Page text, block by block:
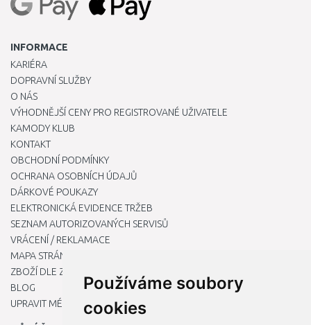
Používáme soubory
cookies
INFORMACE
KARIÉRA
DOPRAVNÍ SLUŽBY
O NÁS
VÝHODNĚJŠÍ CENY PRO REGISTROVANÉ UŽIVATELE
KAMODY KLUB
KONTAKT
OBCHODNÍ PODMÍNKY
OCHRANA OSOBNÍCH ÚDAJŮ
DÁRKOVÉ POUKAZY
ELEKTRONICKÁ EVIDENCE TRŽEB
SEZNAM AUTORIZOVANÝCH SERVISŮ
VRÁCENÍ / REKLAMACE
MAPA STRÁNKY
ZBOŽÍ DLE ZNAČEK
BLOG
UPRAVIT MÉ PŘEDVOLBY COOKIES